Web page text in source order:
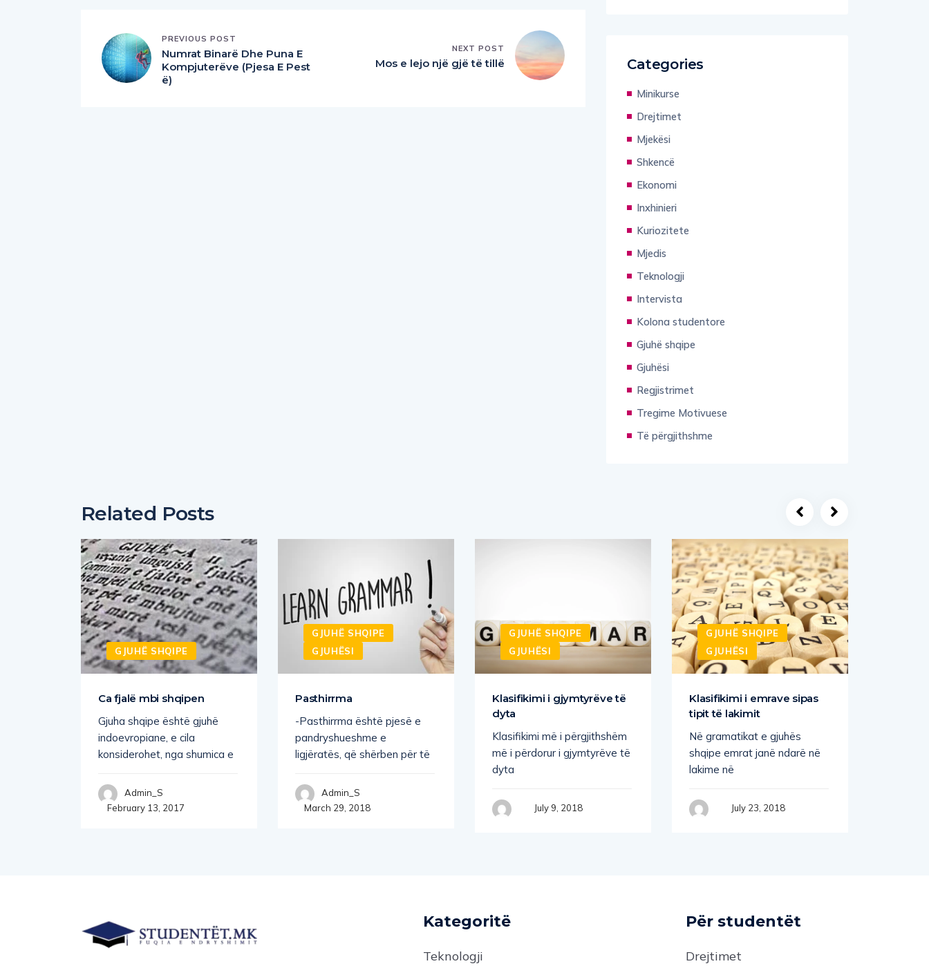
PREVIOUS POST
Numrat Binarë Dhe Puna E
Kompjuterëve (Pjesa E Pest
ë)
NEXT POST
Mos e lejo një gjë të tillë Categories
Minikurse
Drejtimet
Mjekësi
Shkencë
Ekonomi
Inxhinieri
Kuriozitete
Mjedis
Teknologji
Intervista
Kolona studentore
Gjuhë shqipe
Gjuhësi
Regjistrimet
Tregime Motivuese
Të përgjithshme
Related Posts
GJUHË SHQIPE
Ca fjalë mbi shqipen
Gjuha shqipe është gjuhë
indoevropiane, e cila
konsiderohet, nga shumica e
Admin_S
February 13, 2017
GJUHË SHQIPE
GJUHËSI
Pasthirrma
-Pasthirrma është pjesë e
pandryshueshme e
ligjëratës, që shërben për të
Admin_S
March 29, 2018
GJUHË SHQIPE
GJUHËSI
Klasifikimi i gjymtyrëve të
dyta
Klasifikimi më i përgjithshëm
më i përdorur i gjymtyrëve të
dyta
July 9, 2018
GJUHË SHQIPE
GJUHËSI
Klasifikimi i emrave sipas
tipit të lakimit
Në gramatikat e gjuhës
shqipe emrat janë ndarë në
lakime në
July 23, 2018
Kategoritë
Teknologji
Për studentët
Drejtimet